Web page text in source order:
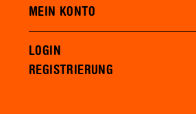
MEIN KONTO
LOGIN
REGISTRIERUNG